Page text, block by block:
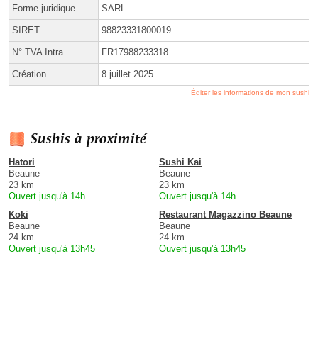
Forme juridique SARL
SIRET 98823331800019
N° TVA Intra. FR17988233318
Création 8 juillet 2025
Éditer les informations de mon sushi
Sushis à proximité
Hatori
Beaune
23 km
Ouvert jusqu'à 14h
Sushi Kai
Beaune
23 km
Ouvert jusqu'à 14h
Koki
Beaune
24 km
Ouvert jusqu'à 13h45
Restaurant Magazzino Beaune
Beaune
24 km
Ouvert jusqu'à 13h45